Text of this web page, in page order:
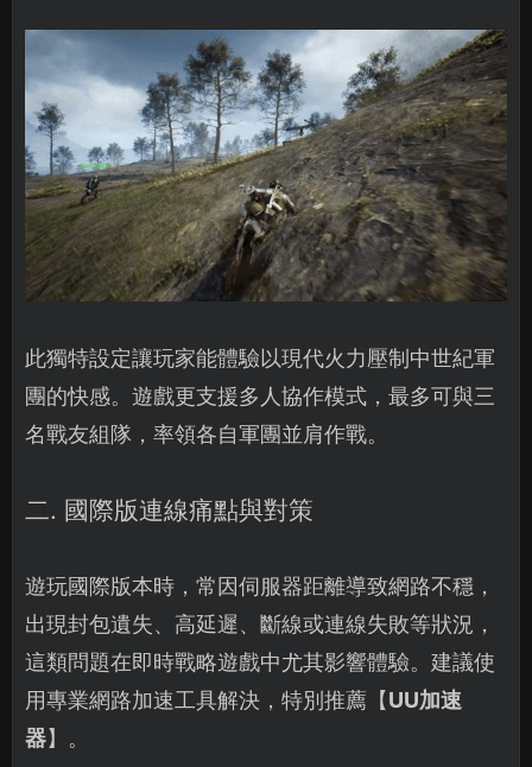
此獨特設定讓玩家能體驗以現代火力壓制中世紀軍
團的快感。遊戲更支援多人協作模式，最多可與三
名戰友組隊，率領各自軍團並肩作戰。
二. 國際版連線痛點與對策
遊玩國際版本時，常因伺服器距離導致網路不穩，
出現封包遺失、高延遲、斷線或連線失敗等狀況，
這類問題在即時戰略遊戲中尤其影響體驗。建議使
用專業網路加速工具解決，特別推薦【UU加速
器】。